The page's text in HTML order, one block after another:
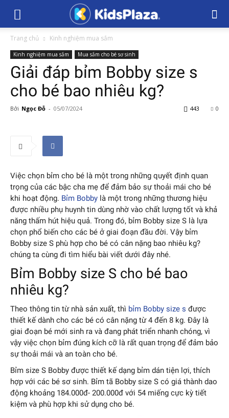
Trang chủ Kinh nghiệm mua sắm
Kinh nghiệm mua sắm Mua sắm cho bé sơ sinh
Giải đáp bỉm Bobby size s
cho bé bao nhiêu kg?
Bởi Ngọc Đỗ - 05/07/2024 0
443
Việc chọn bỉm cho bé là một trong những quyết định quan
trọng của các bậc cha mẹ để đảm bảo sự thoải mái cho bé
khi hoạt động. Bỉm Bobby là một trong những thương hiệu
được nhiều phụ huynh tin dùng nhờ vào chất lượng tốt và khả
năng thấm hút hiệu quả. Trong đó, bỉm Bobby size S là lựa
chọn phổ biến cho các bé ở giai đoạn đầu đời. Vậy bỉm
Bobby size S phù hợp cho bé có cân nặng bao nhiêu kg?
chúng ta cùng đi tìm hiểu bài viết dưới đây nhé.
Bỉm Bobby size S cho bé bao
nhiêu kg?
Theo thông tin từ nhà sản xuất, thì bỉm Bobby size s được
thiết kế dành cho các bé có cân nặng từ 4 đến 8 kg. Đây là
giai đoạn bé mới sinh ra và đang phát triển nhanh chóng, vì
vậy việc chọn bỉm đúng kích cỡ là rất quan trọng để đảm bảo
sự thoải mái và an toàn cho bé.
Bỉm size S Bobby được thiết kế dạng bỉm dán tiện lợi, thích
hợp với các bé sơ sinh. Bỉm tã Bobby size S có giá thành dao
động khoảng 184.000đ- 200.000đ với 54 miếng cực kỳ tiết
kiệm và phù hợp khi sử dụng cho bé.